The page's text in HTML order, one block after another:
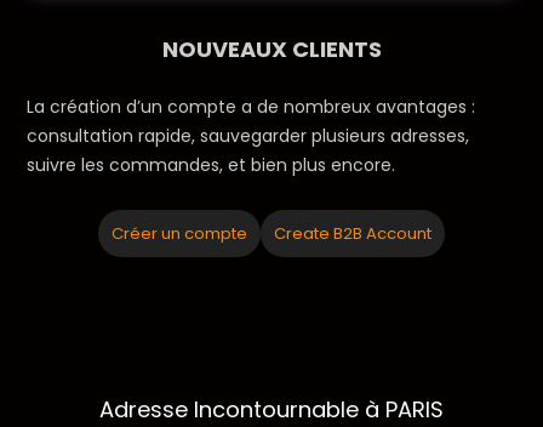
NOUVEAUX CLIENTS
La création d’un compte a de nombreux avantages :
consultation rapide, sauvegarder plusieurs adresses,
suivre les commandes, et bien plus encore.
Créer un compte Create B2B Account
Adresse Incontournable à PARIS